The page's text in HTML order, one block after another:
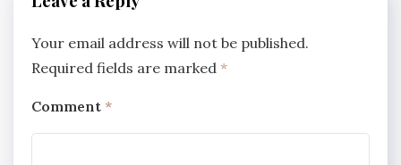
Your email address will not be published.
Required fields are marked *
Comment *